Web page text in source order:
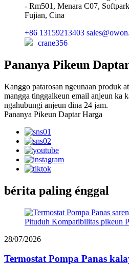
- Rm501, Menara C07,
Fujian, Cina
+86 13159213403
crane356
Pananya Pikeun
Kanggo patarosan ngeunaan produk
mangga tinggalkeun email anjeun ka
ngahubungi anjeun dina 24 jam.
Pananya Pikeun Daptar Harga
bérita paling énggal
28/07/2026
Termostat Pompa Panas